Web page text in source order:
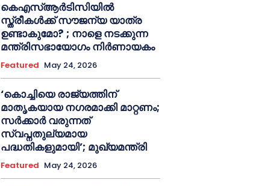
കെഎസ്ആർടിസിയിൽ
സ്ത്രീകൾക്ക് സൗജന്യ യാത്ര
ഉണ്ടാകുമോ? ; നാളെ നടക്കുന്ന
മന്ത്രിസഭായോഗം നിർണായകം
Featured May 24, 2026
‘കൊച്ചിയെ രാജ്യത്തിന്
മാതൃകയായ നഗരമാക്കി മാറ്റണം;
സർക്കാർ വരുന്നത്
സ്വപ്നതുല്യമായ
പദ്ധതികളുമായി’; മുഖ്യമന്ത്രി
Featured May 24, 2026